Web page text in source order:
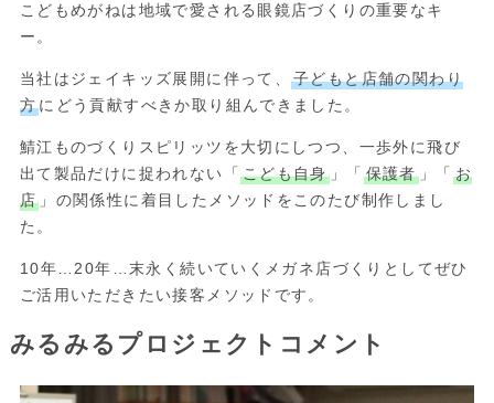
こどもめがねは地域で愛される眼鏡店づくりの重要なキ
ー。
当社はジェイキッズ展開に伴って、子どもと店舗の関わり
方にどう貢献すべきか取り組んできました。
鯖江ものづくりスピリッツを大切にしつつ、一歩外に飛び
出て製品だけに捉われない「 こども自身」「 保護者」「 お
店 」の関係性に着目したメソッドをこのたび制作しまし
た。
10年…20年…末永く続いていくメガネ店づくりとしてぜひ
ご活用いただきたい接客メソッドです。
みるみるプロジェクトコメント